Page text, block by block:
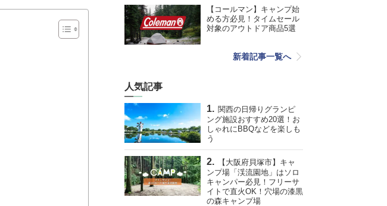
【コールマン】キャンプ始
める方必見！タイムセール
対象のアウトドア商品5選
新着記事一覧へ
人気記事
関西の日帰りグランピ
ング施設おすすめ20選！お
しゃれにBBQなどを楽しも
う
【大阪府貝塚市】キャ
ンプ場「渓流園地」はソロ
キャンパー必見！フリーサ
イトで直火OK！穴場の漆黒
の森キャンプ場